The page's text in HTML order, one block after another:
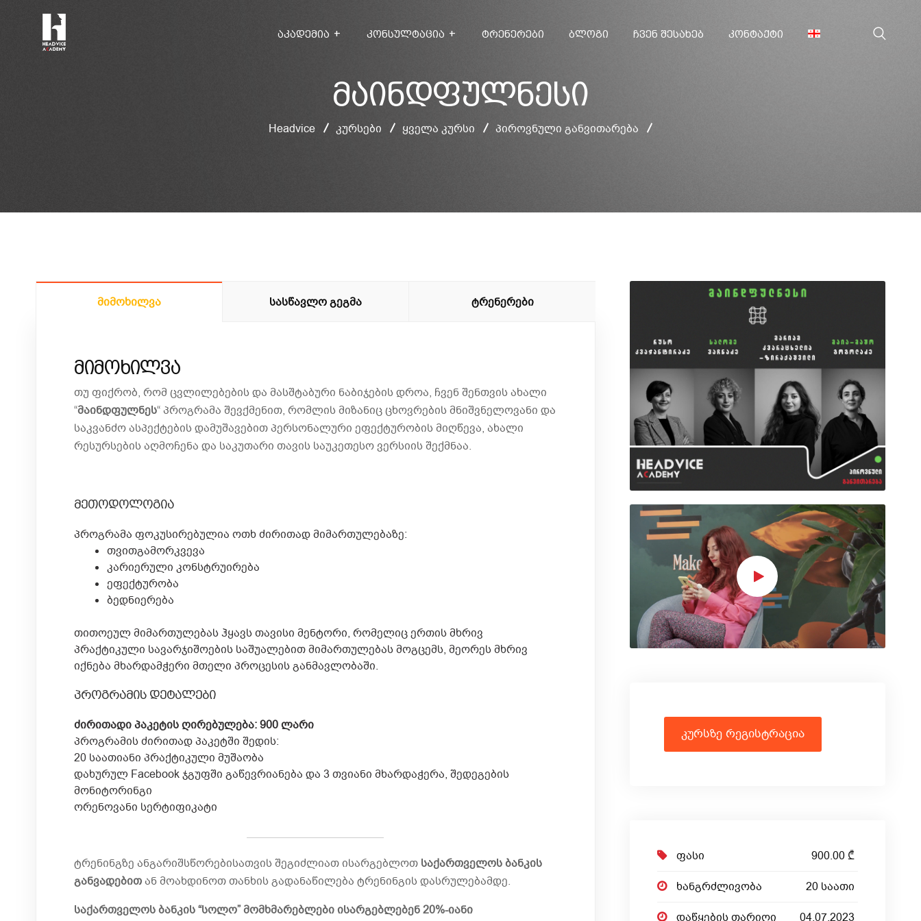
ᲐᲙᲐᲓᲔᲛᲘᲐ ᲙᲝᲜᲡᲣᲚᲢᲐᲪᲘᲐ ᲢᲠᲔᲜᲔᲠᲔᲑᲘ ᲑᲚᲝᲒᲘ ᲩᲕᲔᲜ ᲨᲔᲡᲐᲮᲔᲑ ᲙᲝᲜᲢᲐᲥᲢᲘ
მაინდფულნესი
Headvice კურსები ყველა კურსი პიროვნული განვითარება
Მიმოხილვა Სასწავლო Გეგმა Ტრენერები
მიმოხილვა
თუ ფიქრობ, რომ ცვლილებების და მასშტაბური ნაბიჯების დროა, ჩვენ შენთვის ახალი
“მაინდფულნეს“ პროგრამა შევქმენით, რომლის მიზანიც ცხოვრების მნიშვნელოვანი და
საკვანძო ასპექტების დამუშავებით პერსონალური ეფექტურობის მიღწევა, ახალი
რესურსების აღმოჩენა და საკუთარი თავის საუკეთესო ვერსიის შექმნაა.
მეთოდოლოგია
პროგრამა ფოკუსირებულია ოთხ ძირითად მიმართულებაზე:
თვითგამორკვევა
კარიერული კონსტრუირება
ეფექტურობა
ბედნიერება
თითოეულ მიმართულებას ჰყავს თავისი მენტორი, რომელიც ერთის მხრივ
პრაქტიკული სავარჯიშოების საშუალებით მიმართულებას მოგცემს, მეორეს მხრივ
იქნება მხარდამჭერი მთელი პროცესის განმავლობაში.
პროგრამის დეტალები
ძირითადი პაკეტის ღირებულება: 900 ლარი
პროგრამის ძირითად პაკეტში შედის:
20 საათიანი პრაქტიკული მუშაობა
დახურულ Facebook ჯგუფში გაწევრიანება და 3 თვიანი მხარდაჭერა, შედეგების
მონიტორინგი
ორენოვანი სერტიფიკატი
ტრენინგზე ანგარიშსწორებისათვის შეგიძლიათ ისარგებლოთ საქართველოს ბანკის
განვადებითან მოახდინოთ თანხის გადანაწილება ტრენინგის დასრულებამდე.
საქართველოს ბანკის “სოლო” მომხმარებლები ისარგებლებენ 20%-იანი
კურსზე რეგისტრაცია
ფასი 900.00 ₾
ხანგრძლივობა 20 საათი
დაწყების თარიღი 04.07.2023